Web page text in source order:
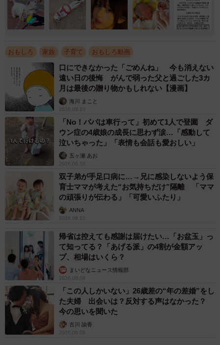
おもしろ 家族 子育て おもしろ動画
口にできなかった「ごめんね」 今も消えない
遠い日の後悔 がんで弱った父と過ごした3カ
月は最後の贈り物かもしれない【漫画】
海川 まこと
2026.08.10
「No！パパは車行って」初めて1人で登園 ダ
ウン症の4歳娘の成長に思わず涙…「感動して
泣いちゃった」「表情も会話も愛おしい」
五ヶ瀬 あお
2026.08.10
双子弟が手足口病に…→兄に感染しないよう保
育士ママが考えた“お気持ちだけ”隔離 「ママ
の頑張りが伝わる」「可愛いふたり」
ANNA
2026.08.10
帰省は控えても感謝は届けたい…「お盆玉」っ
て知ってる？「あげる派」の4割が金額アッ
プ、相場はいくら？
まいどなニュース情報部
2026.08.09
「この人しかいない」26歳差の“年の差婚”をし
た夫婦 出会いは？反対する声はなかった？
今の思いを聞いた
古川 諭香
2026.08.09